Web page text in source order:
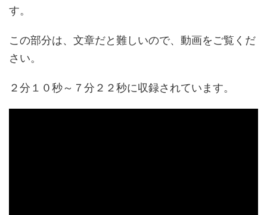
す。
この部分は、文章だと難しいので、動画をご覧くだ
さい。
２分１０秒～７分２２秒に収録されています。